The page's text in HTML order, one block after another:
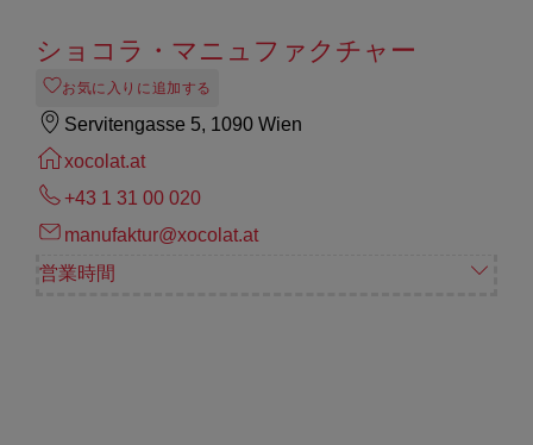
ショコラ・マニュファクチャー
お気に入りに追加する
Servitengasse 5, 1090 Wien
xocolat.at
+43 1 31 00 020
manufaktur@xocolat.at
営業時間